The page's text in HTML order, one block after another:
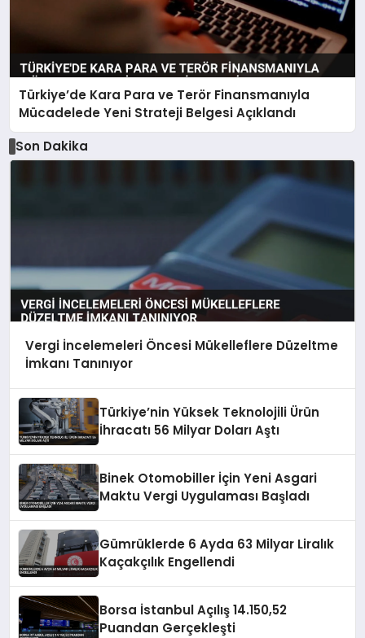
Türkiye’de Kara Para ve Terör Finansmanıyla
Mücadelede Yeni Strateji Belgesi Açıklandı
Son Dakika
Vergi İncelemeleri Öncesi Mükelleflere Düzeltme
İmkanı Tanınıyor
Türkiye’nin Yüksek Teknolojili Ürün
İhracatı 56 Milyar Doları Aştı
Binek Otomobiller İçin Yeni Asgari
Maktu Vergi Uygulaması Başladı
Gümrüklerde 6 Ayda 63 Milyar Liralık
Kaçakçılık Engellendi
Borsa İstanbul Açılış 14.150,52
Puandan Gerçekleşti